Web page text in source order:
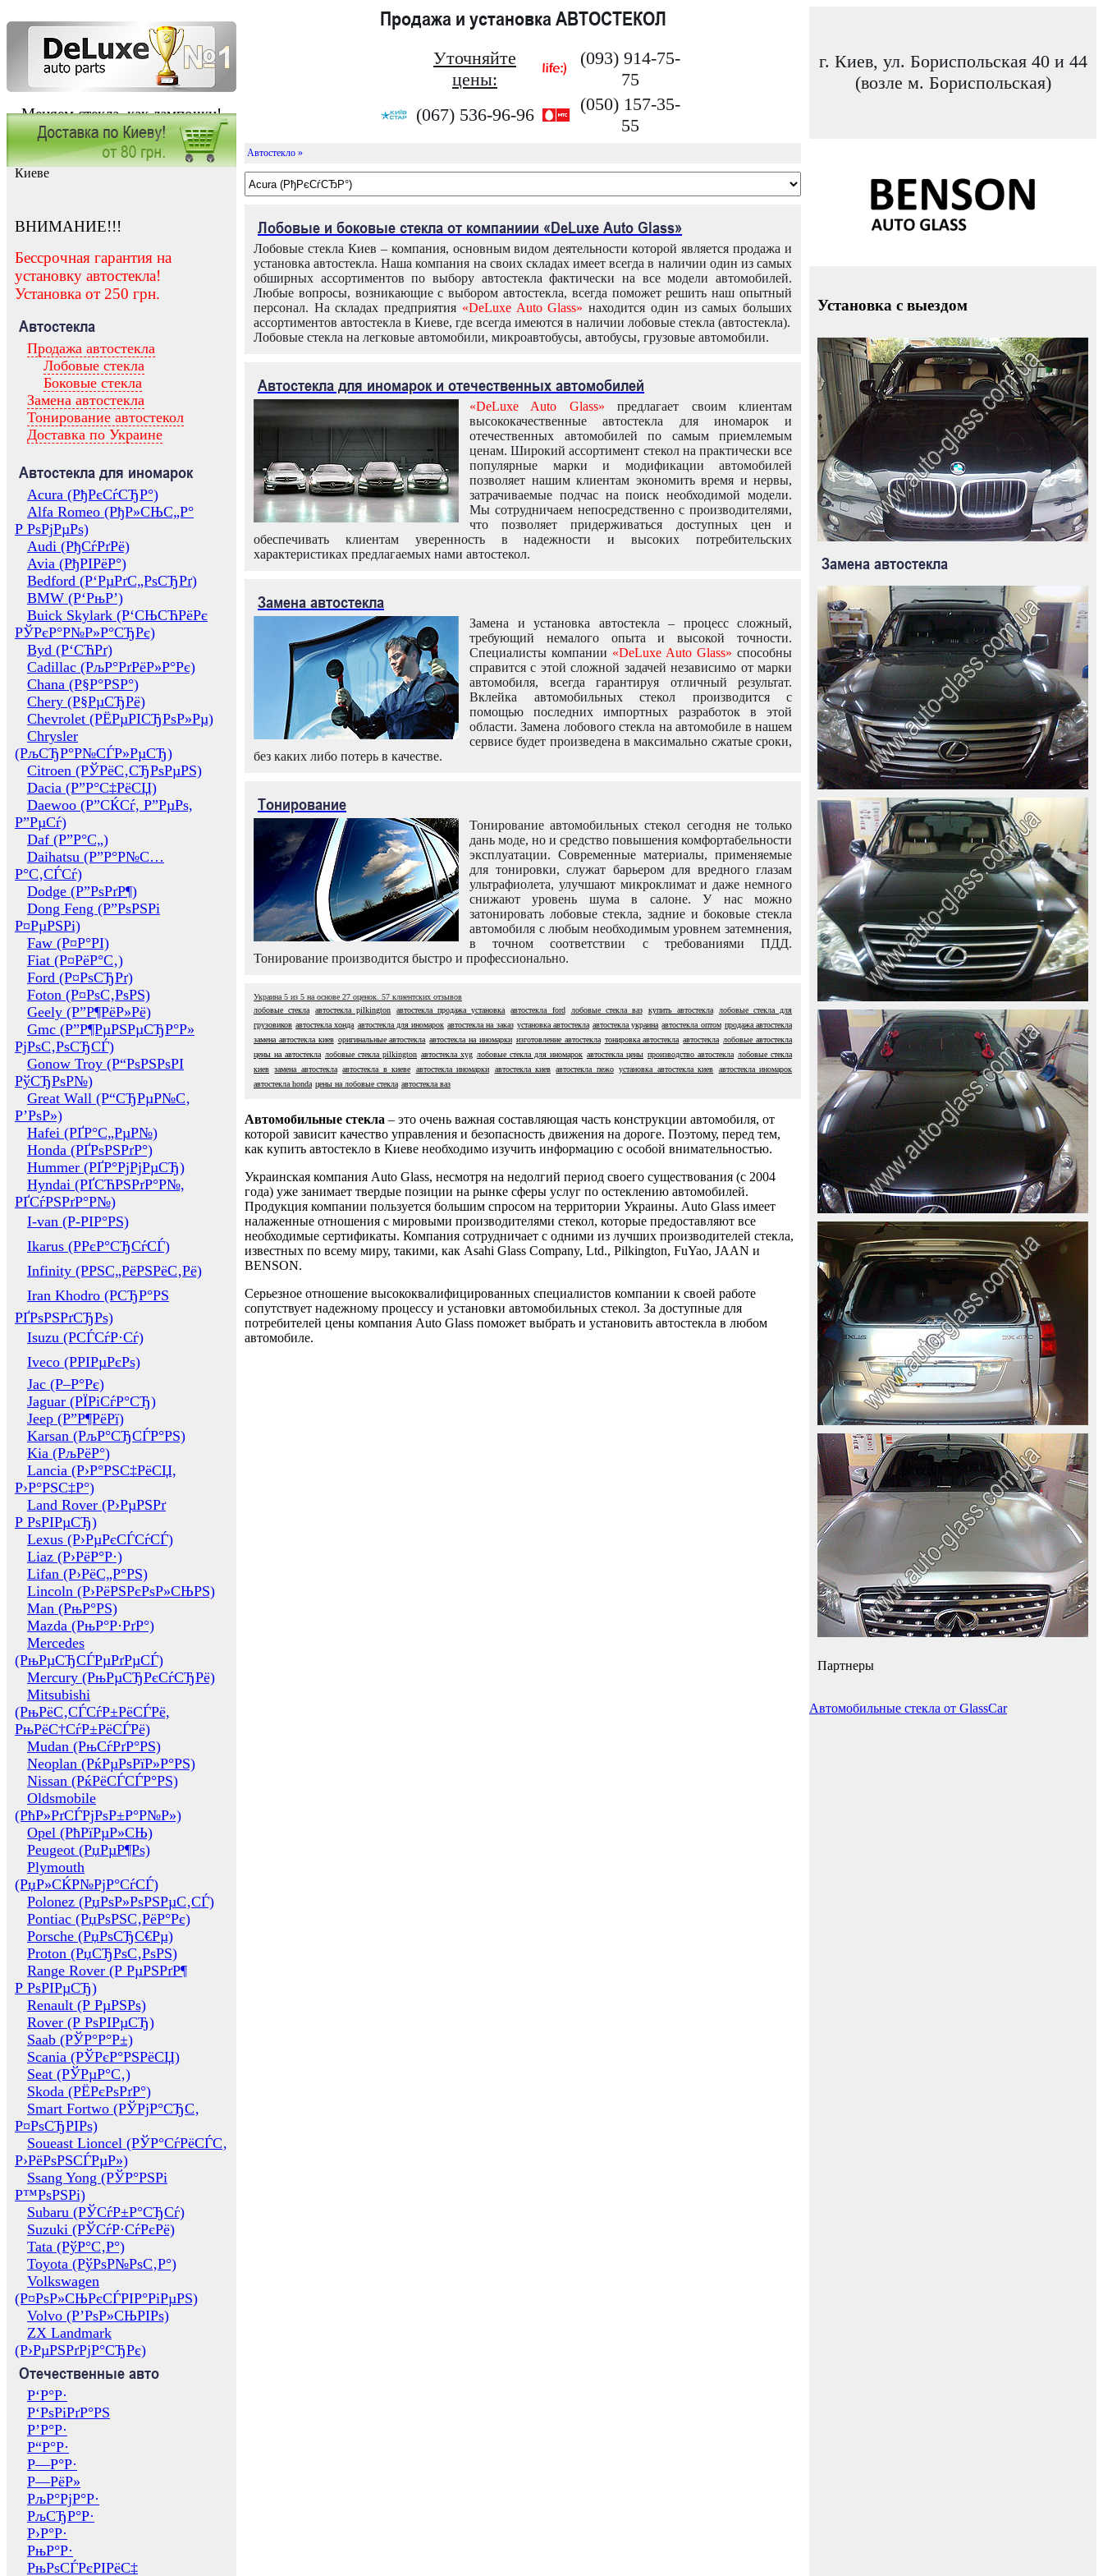
Меняем стекла, как лампочки!
Продажа и установка АВТОСТЕКОЛ
Уточняйте
цены:
(093) 914-75-
75
(067) 536-96-96
(050) 157-35-
55
г. Киев, ул. Бориспольская 40 и 44
(возле м. Бориспольская)
Заказать установку автостекла в
Киеве
ВНИМАНИЕ!!!
Бессрочная гарантия на
установку автостекла!
Установка от 250 грн.
Автостекла
Продажа автостекла
Лобовые стекла
Боковые стекла
Замена автостекла
Тонирование автостекол
Доставка по Украине
Автостекла для иномарок
Acura (РђРєСѓСЂР°)
Alfa Romeo (РђР»СЊС„Р°
Р РѕРјРµРѕ)
Audi (РђСѓРґРё)
Avia (РђРІРёР°)
Bedford (Р‘РµРґС„РѕСЂРґ)
BMW (Р‘РњР’)
Buick Skylark (Р‘СЊСЋРёРє
РЎРєР°Р№Р»Р°СЂРє)
Byd (Р‘СЋРґ)
Cadillac (РљР°РґРёР»Р°Рє)
Chana (Р§Р°РЅР°)
Chery (Р§РµСЂРё)
Chevrolet (РЁРµРІСЂРѕР»Рµ)
Chrysler
(РљСЂР°Р№СЃР»РµСЂ)
Citroen (РЎРёС‚СЂРѕРµРЅ)
Dacia (Р”Р°С‡РёСЏ)
Daewoo (Р”СЌСѓ, Р”РµРѕ,
Р”РµСѓ)
Daf (Р”Р°С„)
Daihatsu (Р”Р°Р№С…
Р°С‚СЃСѓ)
Dodge (Р”РѕРґР¶)
Dong Feng (Р”РѕРЅРі
Р¤РµРЅРі)
Faw (Р¤Р°РІ)
Fiat (Р¤РёР°С‚)
Ford (Р¤РѕСЂРґ)
Foton (Р¤РѕС‚РѕРЅ)
Geely (Р”Р¶РёР»Рё)
Gmc (Р”Р¶РµРЅРµСЂР°Р»
РјРѕС‚РѕСЂСЃ)
Gonow Troy (Р“РѕРЅРѕРІ
РўСЂРѕР№)
Great Wall (Р“СЂРµР№С‚
Р’РѕР»)
Hafei (РҐР°С„РµР№)
Honda (РҐРѕРЅРґР°)
Hummer (РҐР°РјРјРµСЂ)
Hyndai (РҐСЋРЅРґР°Р№,
РҐСѓРЅРґР°Р№)
I-van (Р-РІР°РЅ)
Ikarus (РРєР°СЂСѓСЃ)
Infinity (РРЅС„РёРЅРёС‚Рё)
Iran Khodro (РСЂР°РЅ
РҐРѕРЅРґСЂРѕ)
Isuzu (РСЃСѓР·Сѓ)
Iveco (РРІРµРєРѕ)
Jac (Р–Р°Рє)
Jaguar (РЇРіСѓР°СЂ)
Jeep (Р”Р¶РёРї)
Karsan (РљР°СЂСЃР°РЅ)
Kia (РљРёР°)
Lancia (Р›Р°РЅС‡РёСЏ,
Р›Р°РЅС‡Р°)
Land Rover (Р›РµРЅРґ
Р РѕРІРµСЂ)
Lexus (Р›РµРєСЃСѓСЃ)
Liaz (Р›РёР°Р·)
Lifan (Р›РёС„Р°РЅ)
Lincoln (Р›РёРЅРєРѕР»СЊРЅ)
Man (РњР°РЅ)
Mazda (РњР°Р·РґР°)
Mercedes
(РњРµСЂСЃРµРґРµСЃ)
Mercury (РњРµСЂРєСѓСЂРё)
Mitsubishi
(РњРёС‚СЃСѓР±РёСЃРё,
РњРёС†СѓР±РёСЃРё)
Mudan (РњСѓРґР°РЅ)
Neoplan (РќРµРѕРїР»Р°РЅ)
Nissan (РќРёСЃСЃР°РЅ)
Oldsmobile
(РћР»РґСЃРјРѕР±Р°Р№Р»)
Opel (РћРїРµР»СЊ)
Peugeot (РџРµР¶Рѕ)
Plymouth
(РџР»СЌР№РјР°СѓСЃ)
Polonez (РџРѕР»РѕРЅРµС‚СЃ)
Pontiac (РџРѕРЅС‚РёР°Рє)
Porsche (РџРѕСЂС€Рµ)
Proton (РџСЂРѕС‚РѕРЅ)
Range Rover (Р РµРЅРґР¶
Р РѕРІРµСЂ)
Renault (Р РµРЅРѕ)
Rover (Р РѕРІРµСЂ)
Saab (РЎР°Р°Р±)
Scania (РЎРєР°РЅРёСЏ)
Seat (РЎРµР°С‚)
Skoda (РЁРєРѕРґР°)
Smart Fortwo (РЎРјР°СЂС‚
Р¤РѕСЂРІРѕ)
Soueast Lioncel (РЎР°СѓРёСЃС‚
Р›РёРѕРЅСЃРµР»)
Ssang Yong (РЎР°РЅРі
Р™РѕРЅРі)
Subaru (РЎСѓР±Р°СЂСѓ)
Suzuki (РЎСѓР·СѓРєРё)
Tata (РўР°С‚Р°)
Toyota (РўРѕР№РѕС‚Р°)
Volkswagen
(Р¤РѕР»СЊРєСЃРІР°РіРµРЅ)
Volvo (Р’РѕР»СЊРІРѕ)
ZX Landmark
(Р›РµРЅРґРјР°СЂРє)
Отечественные авто
Р‘Р°Р·
Р‘РѕРіРґР°РЅ
Р’Р°Р·
Р“Р°Р·
Р—Р°Р·
Р—РёР»
РљР°РјР°Р·
РљСЂР°Р·
Р›Р°Р·
РњР°Р·
РњРѕСЃРєРІРёС‡
Автостекло »
Лобовые и боковые стекла от компаниии «DeLuxe Auto Glass»
Лобовые стекла Киев – компания, основным видом деятельности которой является продажа и
установка автостекла. Наша компания на своих складах имеет всегда в наличии один из самых
обширных ассортиментов по выбору автостекла фактически на все модели автомобилей.
Любые вопросы, возникающие с выбором автостекла, всегда поможет решить наш опытный
персонал. На складах предприятия «DeLuxe Auto Glass» находится один из самых больших
ассортиментов автостекла в Киеве, где всегда имеются в наличии лобовые стекла (автостекла).
Лобовые стекла на легковые автомобили, микроавтобусы, автобусы, грузовые автомобили.
Автостекла для иномарок и отечественных автомобилей
«DeLuxe Auto Glass» предлагает своим клиентам
высококачественные автостекла для иномарок и
отечественных автомобилей по самым приемлемым
ценам. Широкий ассортимент стекол на практически все
популярные марки и модификации автомобилей
позволяет нашим клиентам экономить время и нервы,
затрачиваемые подчас на поиск необходимой модели.
Мы сотрудничаем непосредственно с производителями,
что позволяет придерживаться доступных цен и
обеспечивать клиентам уверенность в надежности и высоких потребительских
характеристиках предлагаемых нами автостекол.
Замена автостекла
Замена и установка автостекла – процесс сложный,
требующий немалого опыта и высокой точности.
Специалисты компании «DeLuxe Auto Glass» способны
справится с этой сложной задачей независимо от марки
автомобиля, всегда гарантируя отличный результат.
Вклейка автомобильных стекол производится с
помощью последних импортных разработок в этой
области. Замена лобового стекла на автомобиле в нашем
сервисе будет произведена в максимально сжатые сроки,
без каких либо потерь в качестве.
Тонирование
Тонирование автомобильных стекол сегодня не только
дань моде, но и средство повышения комфортабельности
эксплуатации. Современные материалы, применяемые
для тонировки, служат барьером для вредного глазам
ультрафиолета, улучшают микроклимат и даже немного
снижают уровень шума в салоне. У нас можно
затонировать лобовые стекла, задние и боковые стекла
автомобиля с любым необходимым уровнем затемнения,
в точном соответствии с требованиями ПДД.
Тонирование производится быстро и профессионально.
Украина 5 из 5 на основе 27 оценок. 57 клиентских отзывов
лобовые стекла
автостекла pilkington автостекла продажа установка автостекла ford лобовые стекла ваз купить автостекла
лобовые стекла для
грузовиков автостекла хонда автостекла для иномарок автостекла на заказ установка автостекла автостекла украина автостекла оптом продажа автостекла
замена автостекла киев оригинальные автостекла автостекла на иномарки изготовление автостекла тонировка автостекла автостекла лобовые автостекла
цены на автостекла лобовые стекла pilkington автостекла xyg лобовые стекла для иномарок автостекла цены производство автостекла лобовые стекла
киев замена автостекла автостекла в киеве автостекла иномарки автостекла киев автостекла пежо установка автостекла киев
автостекла иномарок
автостекла honda цены на лобовые стекла автостекла ваз
Автомобильные стекла – это очень важная составляющая часть конструкции автомобиля, от
которой зависит качество управления и безопасность движения на дороге. Поэтому, перед тем,
как купить автостекло в Киеве необходимо изучить информацию с особой внимательностью.
Украинская компания Auto Glass, несмотря на недолгий период своего существования (с 2004
года) уже занимает твердые позиции на рынке сферы услуг по остеклению автомобилей.
Продукция компании пользуется большим спросом на территории Украины. Auto Glass имеет
налаженные отношения с мировыми производителями стекол, которые предоставляют все
необходимые сертификаты. Компания сотрудничает с одними из лучших производителей стекла,
известных по всему миру, такими, как Asahi Glass Company, Ltd., Pilkington, FuYao, JAAN и
BENSON.
Серьезное отношение высококвалифицированных специалистов компании к своей работе
сопутствует надежному процессу и установки автомобильных стекол. За доступные для
потребителей цены компания Auto Glass поможет выбрать и установить автостекла в любом
автомобиле.
Установка с выездом
Замена автостекла
Партнеры
Автомобильные стекла от GlassCar